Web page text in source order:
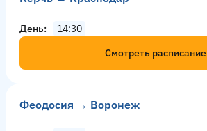
День
14:30
Смотреть расписание
Феодосия → Воронеж